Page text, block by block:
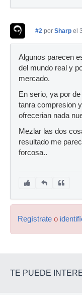
#2 por Sharp el
Algunos parecen
del mundo real y
mercado.
En serio, ya por
tanra compresion
ofrecerian nada
Mezlar las dos
resultado me
forcosa..
Regístrate o
TE PUEDE